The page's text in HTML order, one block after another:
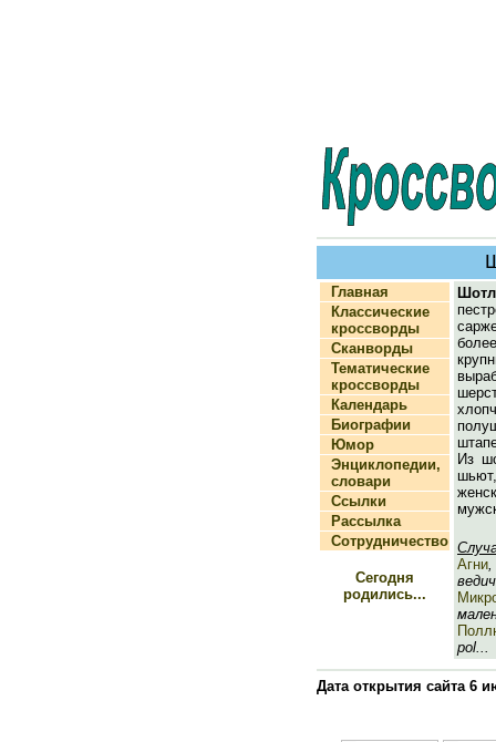
Главная
Классические
кроссворды
Сканворды
Тематические
кроссворды
Календарь
Биографии
Юмор
Энциклопедии,
словари
Ссылки
Рассылка
Сотрудничество
Сегодня
родились...
Из
Агни,
pol...
Дата открытия сайта 6